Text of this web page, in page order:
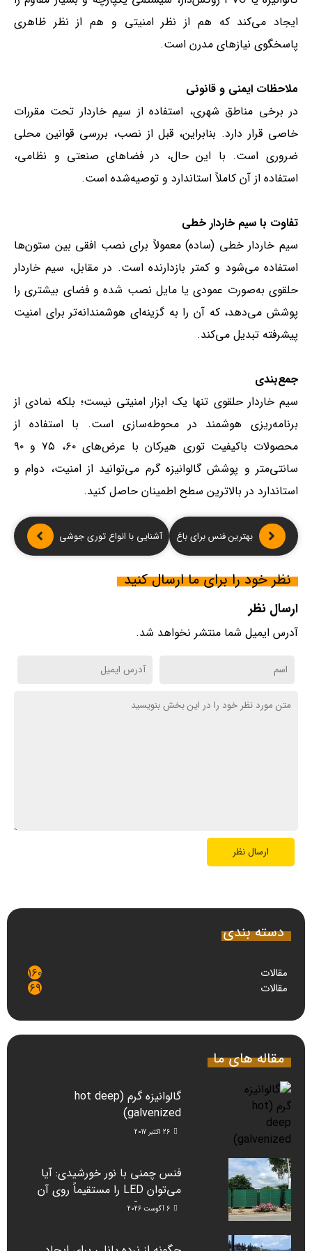
ایجاد می‌کند که هم از نظر امنیتی و هم از نظر ظاهری
پاسخگوی نیازهای مدرن است.
ملاحظات ایمنی و قانونی
در برخی مناطق شهری، استفاده از سیم خاردار تحت مقررات
خاصی قرار دارد. بنابراین، قبل از نصب، بررسی قوانین محلی
ضروری است. با این حال، در فضاهای صنعتی و نظامی،
استفاده از آن کاملاً استاندارد و توصیه‌شده است.
تفاوت با سیم خاردار خطی
سیم خاردار خطی (ساده) معمولاً برای نصب افقی بین ستون‌ها
استفاده می‌شود و کمتر بازدارنده است. در مقابل، سیم خاردار
حلقوی به‌صورت عمودی یا مایل نصب شده و فضای بیشتری را
پوشش می‌دهد، که آن را به گزینه‌ای هوشمندانه‌تر برای امنیت
پیشرفته تبدیل می‌کند.
جمع‌بندی
سیم خاردار حلقوی تنها یک ابزار امنیتی نیست؛ بلکه نمادی از
برنامه‌ریزی هوشمند در محوطه‌سازی است. با استفاده از
محصولات باکیفیت توری هیرکان با عرض‌های ۶۰، ۷۵ و ۹۰
سانتی‌متر و پوشش گالوانیزه گرم می‌توانید از امنیت، دوام و
استاندارد در بالاترین سطح اطمینان حاصل کنید.
بهترین فنس برای باغ آشنایی با انواع توری جوشی
نظر خود را برای ما ارسال کنید
ارسال نظر
آدرس ایمیل شما منتشر نخواهد شد.
دسته بندی
مقالات 160
مقالات 69
مقاله های ما
گالوانیزه گرم (hot deep
galvenized)
26 اکتبر 2017
فنس چمنی با نور خورشیدی: آیا
می‌توان LED را مستقیماً روی آن
نصب کرد؟
6 آگوست 2026